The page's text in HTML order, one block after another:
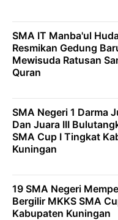
SMA IT Manba'ul
Resmikan Gedung
Mewisuda Ratusan
Quran
SMA Negeri 1 Darma
Dan Juara III
SMA Cup I Tingkat
Kuningan
19 SMA Negeri
Bergilir MKKS SMA
Kabupaten Kuningan